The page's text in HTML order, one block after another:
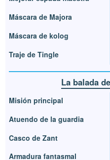
Máscara de Majora
Máscara de kolog
Traje de Tingle
La balada
Misión principal
Atuendo de la guardia
Casco de Zant
Armadura fantasmal